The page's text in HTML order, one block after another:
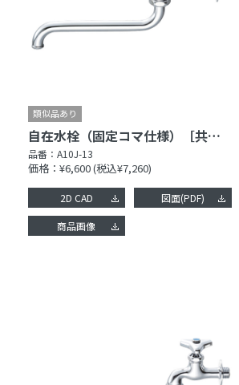
自在水栓（固定コマ仕様）［共用形］
品番： A10J-13
価格：¥6,600(税込¥7,260)
2D CAD 図面(PDF)
商品画像